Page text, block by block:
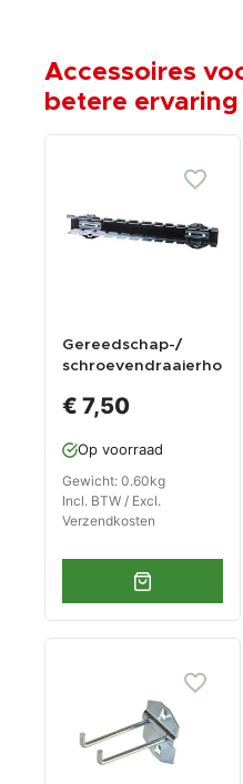
Accessoires
betere ervaring
Gereedschap-/
schroevendraaierho
gatenbord
€ 7,50
Op voorraad
Gewicht: 0.60kg
Incl. BTW / Excl.
Verzendkosten